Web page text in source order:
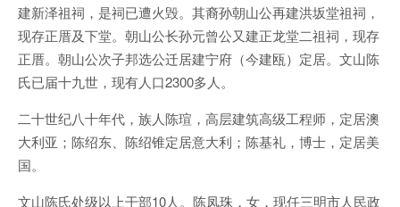
建新泽祖祠，是祠已遭火毁。其裔孙朝山公再建洪坂堂祖祠，
现存正厝及下堂。朝山公长孙元曾公又建正龙堂二祖祠，现存
正厝。朝山公次子邦选公迁居建宁府（今建瓯）定居。文山陈
氏已届十九世，现有人口2300多人。
二十世纪八十年代，族人陈瑄，高层建筑高级工程师，定居澳
大利亚；陈绍东、陈绍锥定居意大利；陈基礼，博士，定居美
国。
文山陈氏处级以上干部10人。陈凤珠，女，现任三明市人民政